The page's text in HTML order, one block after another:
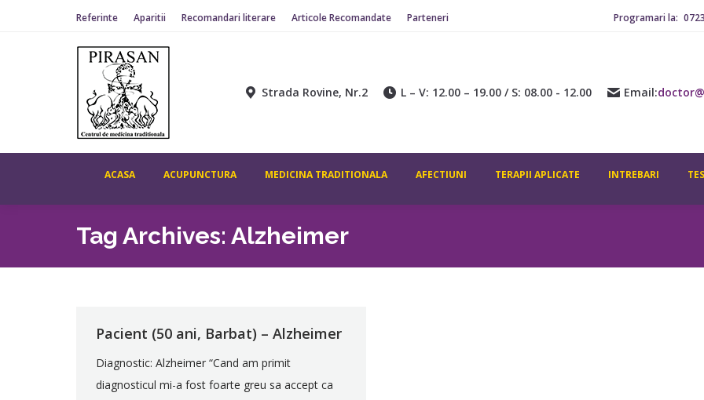
Referinte Aparitii Recomandari literare Articole Recomandate Parteneri Programari la:
Strada Rovine, Nr.2 L – V: 12.00 – 19.00 / S: 08.00 - 12.00 Email:
ACASA ACUPUNCTURA MEDICINA TRADITIONALA AFECTIUNI TERAPII APLICATE INTREBARI
Tag Archives: Alzheimer
Pacient (50 ani, Barbat) – Alzheimer
Diagnostic: Alzheimer “Cand am primit
diagnosticul mi-a fost foarte greu sa accept ca